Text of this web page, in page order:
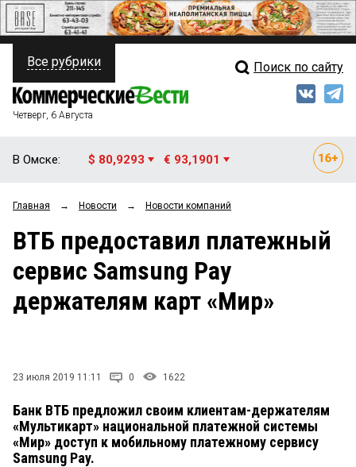
ПОЛИТИКА
ФИНАНСЫ
ОБЩЕСТВО
ЗАКОН
НОВОСТИ КОМПАНИЙ
Свежий выпуск
Мнения
Рейтинги
Блоги
Архив
Все рубрики Поиск по сайту
Четверг, 6 Августа
В Омске: $ 80,9293 € 93,1901
Главная → Новости → Новости компаний
ВТБ предоставил платежный
сервис Samsung Pay
держателям карт «Мир»
23 июля 2019 11:11 0 1622
Банк ВТБ предложил своим клиентам-держателям
«Мультикарт» национальной платежной системы
«Мир» доступ к мобильному платежному сервису
Samsung Pay.